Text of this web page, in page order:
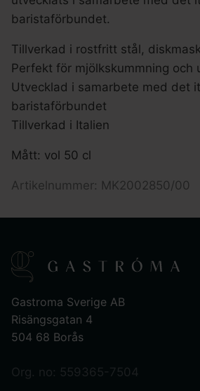
baristaförbundet.
Tillverkad i rostfritt stål,
Perfekt för mjölkskummning och
Utvecklad i samarbete med det
baristaförbundet
Tillverkad i Italien
Mått: vol 50 cl
Artikelnummer: MK2002850/00
Gastroma Sverige AB
Risängsgatan 4
504 68 Borås
Org. no: 559365-7504